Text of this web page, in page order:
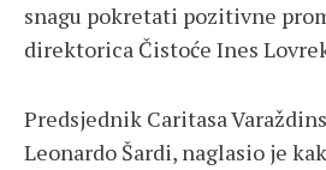
snagu pokretati pozitivne
direktorica Čistoće Ines
Predsjednik Caritasa
Leonardo Šardi, naglasio je